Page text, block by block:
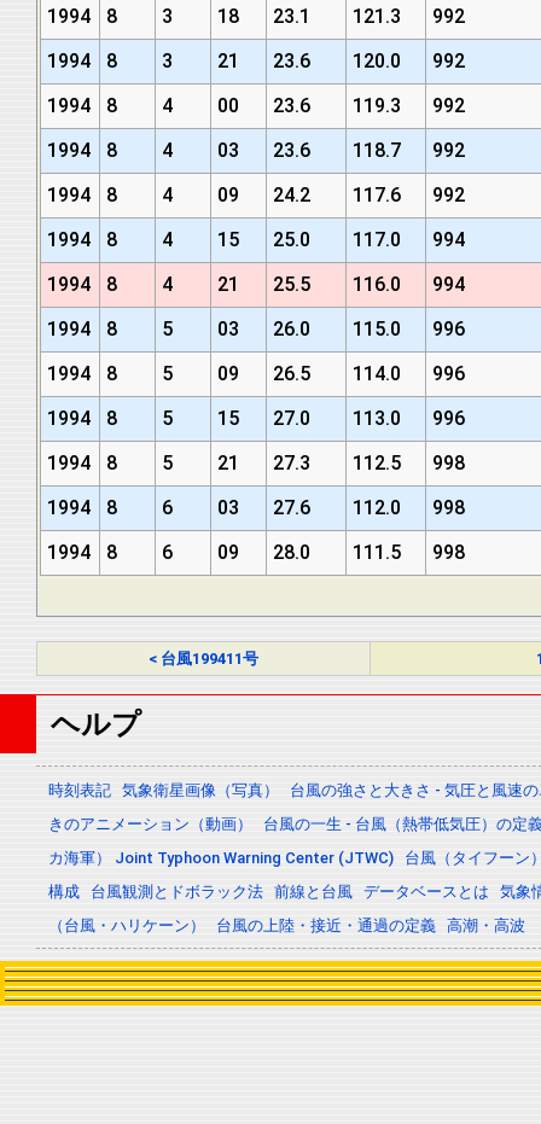
1994
8 3 18 23.1 121.3
992
1994
8 3 21 23.6 120.0
992
1994
8 4 00 23.6 119.3
992
1994
8 4 03 23.6 118.7
992
1994
8 4 09 24.2 117.6
992
1994
8 4 15 25.0 117.0
994
1994
8 4 21 25.5 116.0
994
1994
8 5 03 26.0 115.0
996
1994
8 5 09 26.5 114.0
996
1994
8 5 15 27.0 113.0
996
1994
8 5 21 27.3 112.5
998
1994
8 6 03 27.6 112.0
998
1994
8 6 09 28.0 111.5 998
< 台風199411号
ヘルプ
時刻表記 気象衛星画像（写真）
台風の強さと大きさ - 気圧と風速
きのアニメーション（動画）
台風の一生 - 台風（熱帯低気圧）の定
カ海軍） Joint Typhoon Warning Center (JTWC)
台風（タイフーン
構成
台風観測とドボラック法 前線と台風 データベースとは
気象
（台風・ハリケーン）
台風の上陸・接近・通過の定義 高潮・高波